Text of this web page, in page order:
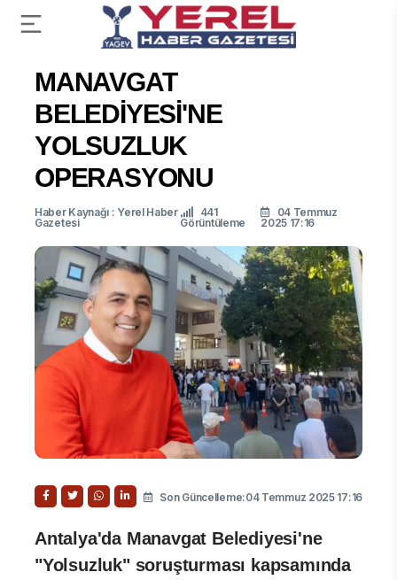
MANAVGAT
BELEDİYESİ'NE
YOLSUZLUK
OPERASYONU
Haber Kaynağı : Yerel Haber
Gazetesi
441
Görüntüleme
04 Temmuz
2025 17:16
Son Güncelleme:04 Temmuz 2025 17:16
Antalya'da Manavgat Belediyesi'ne
"Yolsuzluk" soruşturması kapsamında